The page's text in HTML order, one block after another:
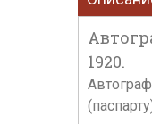
1920.